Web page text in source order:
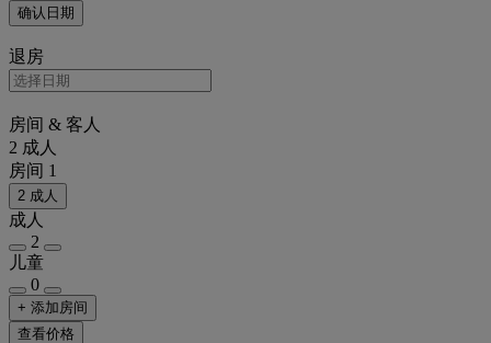
确认日期
退房
房间 & 客人
2 成人
房间 1
2 成人
成人
2
儿童
0
+ 添加房间
查看价格